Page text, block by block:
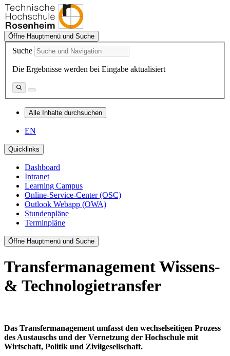
Öffne Hauptmenü und Suche
Suche
Die Ergebnisse werden bei Eingabe aktualisiert
Alle Inhalte durchsuchen
EN
Quicklinks
Dashboard
Intranet
Learning Campus
Online-Service-Center (OSC)
Outlook Webapp (OWA)
Stundenpläne
Terminpläne
Öffne Hauptmenü und Suche
Transfermanagement Wissens-
& Technologietransfer
Das Transfermanagement umfasst den wechselseitigen Prozess
desAustauschs und der Vernetzung der Hochschule mit
Wirtschaft, Politik und Zivilgesellschaft.